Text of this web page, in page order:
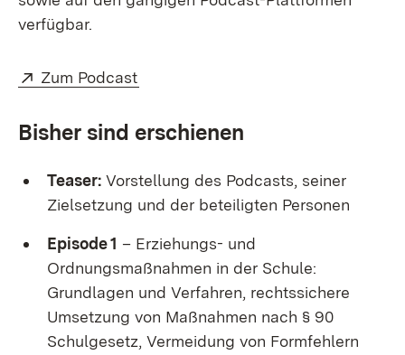
verfügbar.
Extern:
Zum Podcast
Bisher sind erschienen
Teaser: Vorstellung des Podcasts, seiner
Zielsetzung und der beteiligten Personen
Episode 1 – Erziehungs- und
Ordnungsmaßnahmen in der Schule:
Grundlagen und Verfahren, rechtssichere
Umsetzung von Maßnahmen nach § 90
Schulgesetz, Vermeidung von Formfehlern